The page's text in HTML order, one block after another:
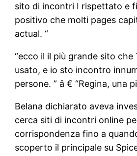
sito di incontri I rispettato e
positivo che molti pages
actual. “
“ecco il il più grande sito che
usato, e io sto incontro
persone. ” â € “Regina, una
Belana dichiarato aveva
cerca siti di incontri online
corrispondenza fino a
scoperto il principale su